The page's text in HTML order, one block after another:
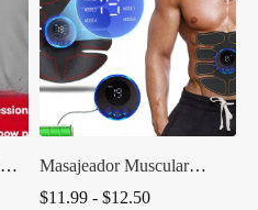
Masajeador Muscular
Abdominal ABS –
$11.99 - $12.50Rango